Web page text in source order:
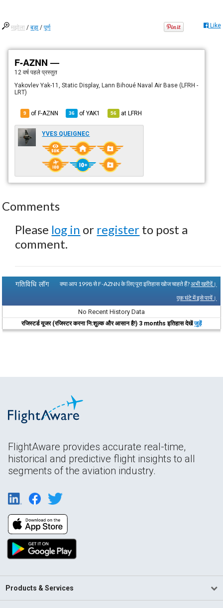
मझोला /बड़ा /पूर्ण Like
F-AZNN —
12 वर्ष पहले प्रस्तुत
Yakovlev Yak-11, Static Display, Lann Bihoué Naval Air Base (LFRH -
LRT)
9 of F-AZNN 36 ofYAK1 56 atLFRH
YVES QUEIGNEC
Comments
Please log in or register to post a
comment.
गतिविधि लॉग क्या आप 1998 से F-AZNN के लिए पूरा इतिहास खोज चाहते हैं?अभी खरीदें।
एक घंटे में इसे पायें।
No Recent History Data
रजिस्टर्ड यूजर (रजिस्टर करना नि:शुल्क और आसान है!) 3 months इतिहास देखेंजुड़ें
FlightAware provides accurate real-time,
historical and predictive flight insights to all
segments of the aviation industry.
Products & Services